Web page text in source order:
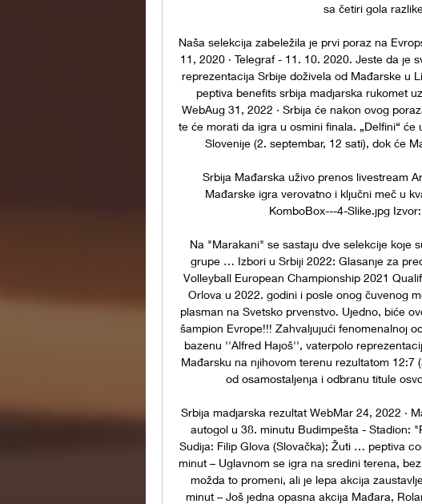
sa četiri gola
Naša selekcija zabeležila je prvi poraz na
11, 2020 · Telegraf - 11. 10. 2020. Jeste da je
reprezentacija Srbije doživela od Mađarske u
peptiva benefits srbija madjarska rukomet
WebAug 31, 2022 · Srbija će nakon ovog
te će morati da igra u osmini finala. „Delfini“
Slovenije (2. septembar, 12 sati), dok će
Srbija Mađarska uživo prenos livestream
Mađarske igra verovatno i ključni meč u
KomboBox---4-Slike.jpg
Na "Marakani" se sastaju dve selekcije koje
grupe … Izbori u Srbiji 2022: Glasanje za
Volleyball European Championship 2021
Orlova u 2022. godini i posle onog čuvenog
plasman na Svetsko prvenstvo. Ujedno, biće
šampion Evrope!!! Zahvaljujući fenomenalnoj
bazenu ''Alfred Hajoš'', vaterpolo
Mađarsku na njihovom terenu rezultatom 12:7
od osamostaljenja i odbranu titule
Srbija madjarska rezultat WebMar 24, 2022 ·
autogol u 38. minutu Budimpešta - Stadion:
Sudija: Filip Glova (Slovačka); Žuti … peptiva
minut – Uglavnom se igra na sredini terena,
možda to promeni, ali je lepa akcija
minut – Još jedna opasna akcija Mađara,